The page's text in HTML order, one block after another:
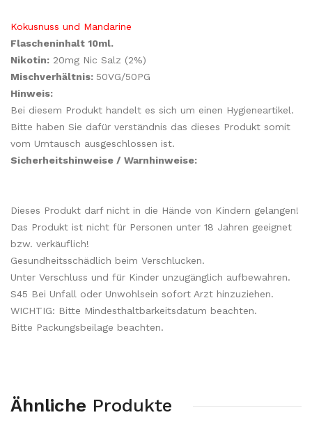
Kokusnuss und Mandarine
Flascheninhalt 10ml.
Nikotin: 20mg Nic Salz (2%)
Mischverhältnis: 50VG/50PG
Hinweis:
Bei diesem Produkt handelt es sich um einen Hygieneartikel.
Bitte haben Sie dafür verständnis das dieses Produkt somit
vom Umtausch ausgeschlossen ist.
Sicherheitshinweise / Warnhinweise:
Dieses Produkt darf nicht in die Hände von Kindern gelangen!
Das Produkt ist nicht für Personen unter 18 Jahren geeignet
bzw. verkäuflich!
Gesundheitsschädlich beim Verschlucken.
Unter Verschluss und für Kinder unzugänglich aufbewahren.
S45 Bei Unfall oder Unwohlsein sofort Arzt hinzuziehen.
WICHTIG: Bitte Mindesthaltbarkeitsdatum beachten.
Bitte Packungsbeilage beachten.
Ähnliche Produkte